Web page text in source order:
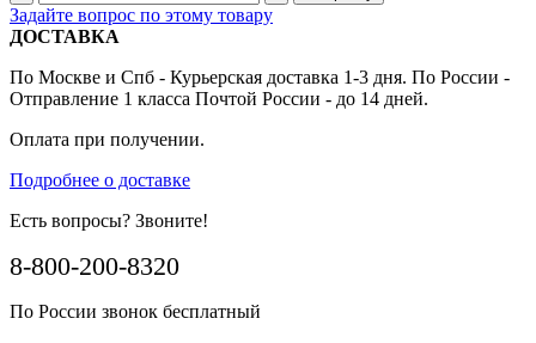
Задайте вопрос по этому товару
ДОСТАВКА
По Москве и Спб - Курьерская доставка 1-3 дня. По России -
Отправление 1 класса Почтой России - до 14 дней.
Оплата при получении.
Подробнее о доставке
Есть вопросы? Звоните!
8-800-200-8320
По России звонок бесплатный